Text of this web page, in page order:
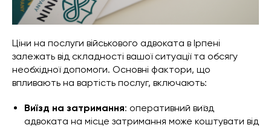
Ціни на послуги військового адвоката в Ірпені
залежать від складності вашої ситуації та обсягу
необхідної допомоги. Основні фактори, що
впливають на вартість послуг, включають:
Виїзд на затримання: оперативний виїзд
адвоката на місце затримання може коштувати від